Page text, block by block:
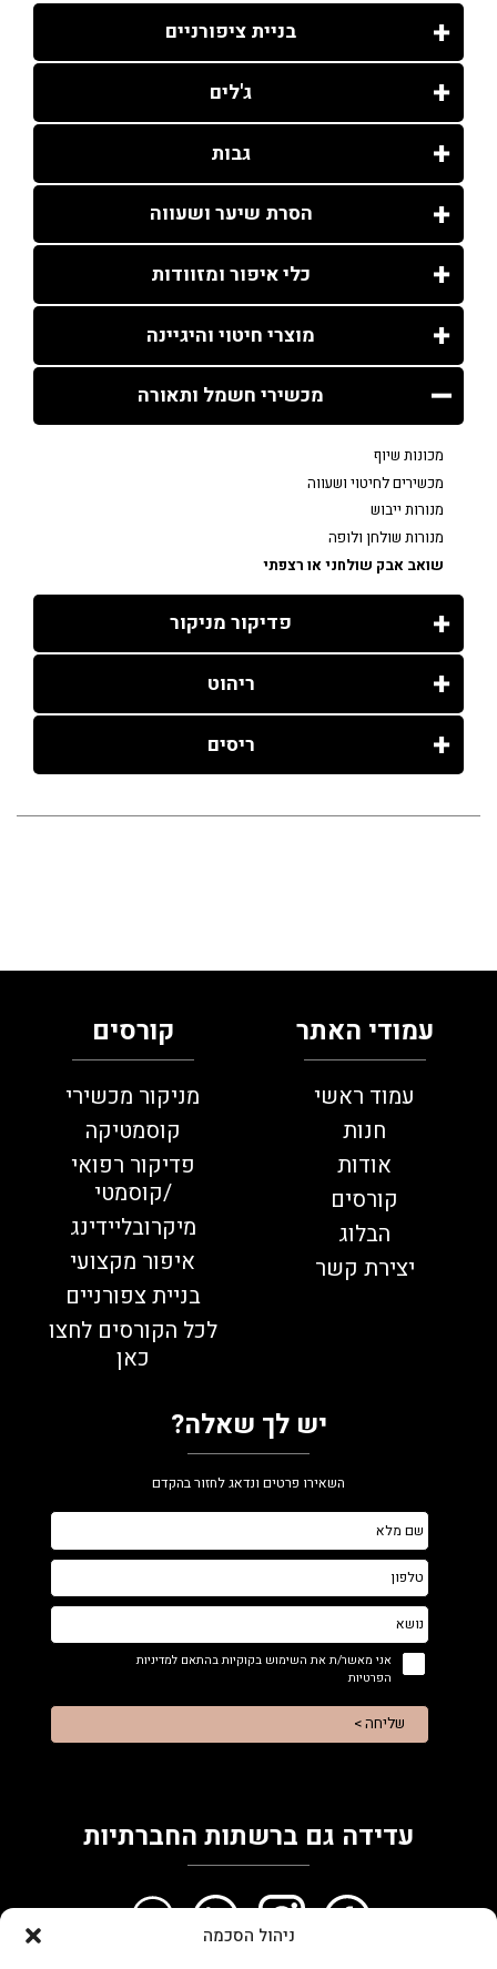
ניהול הסכמה
בניית ציפורניים
ג'לים
גבות
הסרת שיער ושעווה
כלי איפור ומזוודות
מוצרי חיטוי והיגיינה
מכשירי חשמל ותאורה
מכונות שיוף
מכשירים לחיטוי ושעווה
מנורות ייבוש
מנורות שולחן ולופה
שואב אבק שולחני או רצפתי
פדיקור מניקור
ריהוט
ריסים
עמודי האתר
עמוד ראשי
חנות
אודות
קורסים
הבלוג
יצירת קשר
קורסים
מניקור מכשירי
קוסמטיקה
פדיקור רפואי
/קוסמטי
מיקרובליידינג
איפור מקצועי
בניית צפורניים
לכל הקורסים לחצו
כאן
יש לך שאלה?
השאירו פרטים ונדאג לחזור בהקדם
אני מאשר/ת את השימוש בקוקיות בהתאם למדיניות
הפרטיות
שליחה >
עדידה גם ברשתות החברתיות